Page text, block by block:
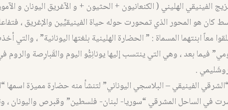
الفينيقي الهليني ( الكنعانيون + الحثيون + و الآغريق اليونان و
كان هو المحور الذي تمحورت حوله حياة الفينيقيِّين والإغريق ،
معاً ابنتهما المسماة : ” الحضارة الهلينية بلغتها اليونانية” ، والتي
فيما بعد ، وهي التي ينتسب إليها يونانِيُّو اليوم والقَبارِصة والروم
.
الفينيقي – البلاسجي اليوناني” لتنشأ منه حضارة مميزة اسمها
في الساحل المشرقي “سوريا- لبنان- فلسطين” وقبرص واليونان